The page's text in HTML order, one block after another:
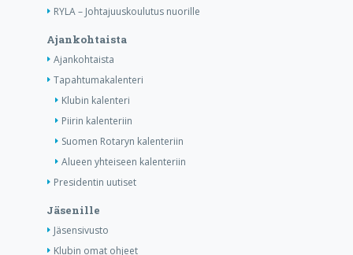
RYLA – Johtajuuskoulutus nuorille
Ajankohtaista
Ajankohtaista
Tapahtumakalenteri
Klubin kalenteri
Piirin kalenteriin
Suomen Rotaryn kalenteriin
Alueen yhteiseen kalenteriin
Presidentin uutiset
Jäsenille
Jäsensivusto
Klubin omat ohjeet